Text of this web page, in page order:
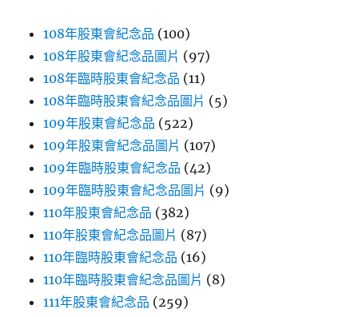
108年股東會紀念品 (100)
108年股東會紀念品圖片 (97)
108年臨時股東會紀念品 (11)
108年臨時股東會紀念品圖片 (5)
109年股東會紀念品 (522)
109年股東會紀念品圖片 (107)
109年臨時股東會紀念品 (42)
109年臨時股東會紀念品圖片 (9)
110年股東會紀念品 (382)
110年股東會紀念品圖片 (87)
110年臨時股東會紀念品 (16)
110年臨時股東會紀念品圖片 (8)
111年股東會紀念品 (259)